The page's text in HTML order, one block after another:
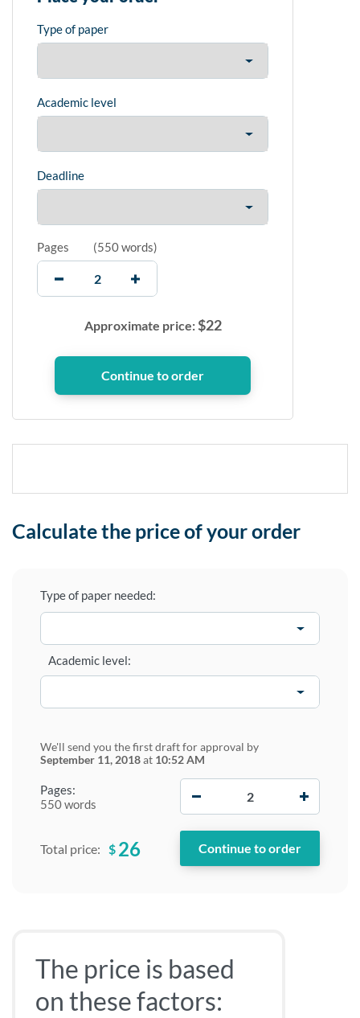
Type of paper
Academic level
Deadline
Pages (550 words)
Approximate price:$22
Calculate the price of your order
Type of paper needed:
Pages:
550 words
Academic level:
We'll send you the first draft for approval by
September 11, 2018at 10:52 AM
Total price: $ 26
The price is based
on these factors: